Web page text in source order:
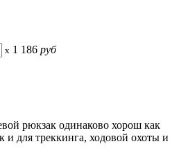
x 1 186 руб
рюкзак одинаково хорош как
и для треккинга, ходовой охоты и